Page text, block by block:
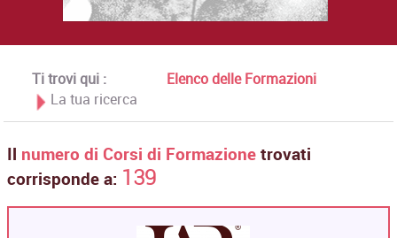
Ti trovi qui :
Elenco delle Formazioni
La tua ricerca
Il numero di Corsi di Formazionetrovati
corrisponde a: 139